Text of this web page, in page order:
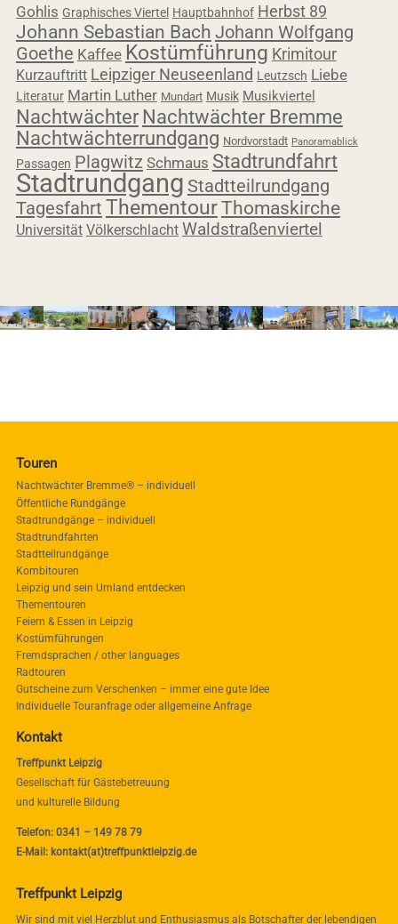
Gohlis Graphisches Viertel Hauptbahnhof Herbst 89
Johann Sebastian Bach Johann Wolfgang
Goethe Kaffee Kostümführung Krimitour
Kurzauftritt Leipziger Neuseenland Leutzsch Liebe
Literatur Martin Luther Mundart Musik Musikviertel
NachtwächterNachtwächter Bremme
Nachtwächterrundgang Nordvorstadt Panoramablick
Passagen Plagwitz Schmaus Stadtrundfahrt
Stadtrundgang Stadtteilrundgang
Tagesfahrt ThementourThomaskirche
Universität Völkerschlacht Waldstraßenviertel
Touren
Nachtwächter Bremme® – individuell
Öffentliche Rundgänge
Stadtrundgänge – individuell
Stadtrundfahrten
Stadtteilrundgänge
Kombitouren
Leipzig und sein Umland entdecken
Thementouren
Feiern & Essen in Leipzig
Kostümführungen
Fremdsprachen / other languages
Radtouren
Gutscheine zum Verschenken – immer eine gute Idee
Individuelle Touranfrage oder allgemeine Anfrage
Kontakt
Treffpunkt Leipzig
Gesellschaft für Gästebetreuung
und kulturelle Bildung
Telefon: 0341 – 149 78 79
E-Mail: kontakt(at)treffpunktleipzig.de
Treffpunkt Leipzig
Wir sind mit viel Herzblut und Enthusiasmus als Botschafter der lebendigen